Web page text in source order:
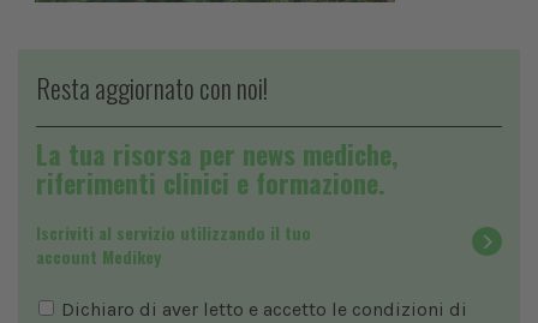
Resta aggiornato con noi!
La tua risorsa per news mediche,
riferimenti clinici e formazione.
Iscriviti al servizio utilizzando il tuo
account Medikey
Dichiaro di aver letto e accetto le condizioni di